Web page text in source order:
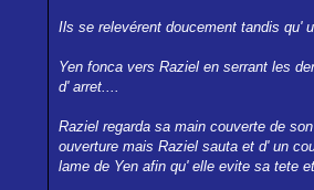
Ils se relevérent doucement tandis qu'
Yen fonca vers Raziel en serrant les
d' arret....
Raziel regarda sa main couverte de
ouverture mais Raziel sauta et d' un
lame de Yen afin qu' elle evite sa tete